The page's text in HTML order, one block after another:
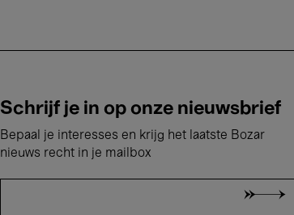
Schrijf je in op onze nieuwsbrief
Bepaal je interesses en krijg het laatste Bozar
nieuws recht in je mailbox